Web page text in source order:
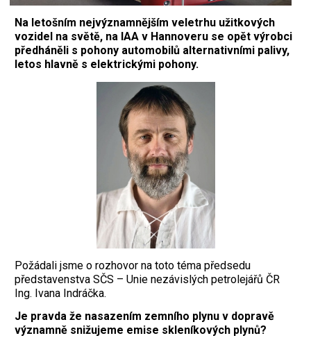
Na letošním nejvýznamnějším veletrhu užitkových
vozidel na světě, na IAA v Hannoveru se opět výrobci
předháněli s pohony automobilů alternativními palivy,
letos hlavně s elektrickými pohony.
Požádali jsme o rozhovor na toto téma předsedu
představenstva SČS – Unie nezávislých petrolejářů ČR
Ing. Ivana Indráčka.
Je pravda že nasazením zemního plynu v dopravě
významně snižujeme emise skleníkových plynů?